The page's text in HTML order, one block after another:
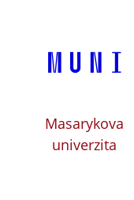
Masarykova
univerzita